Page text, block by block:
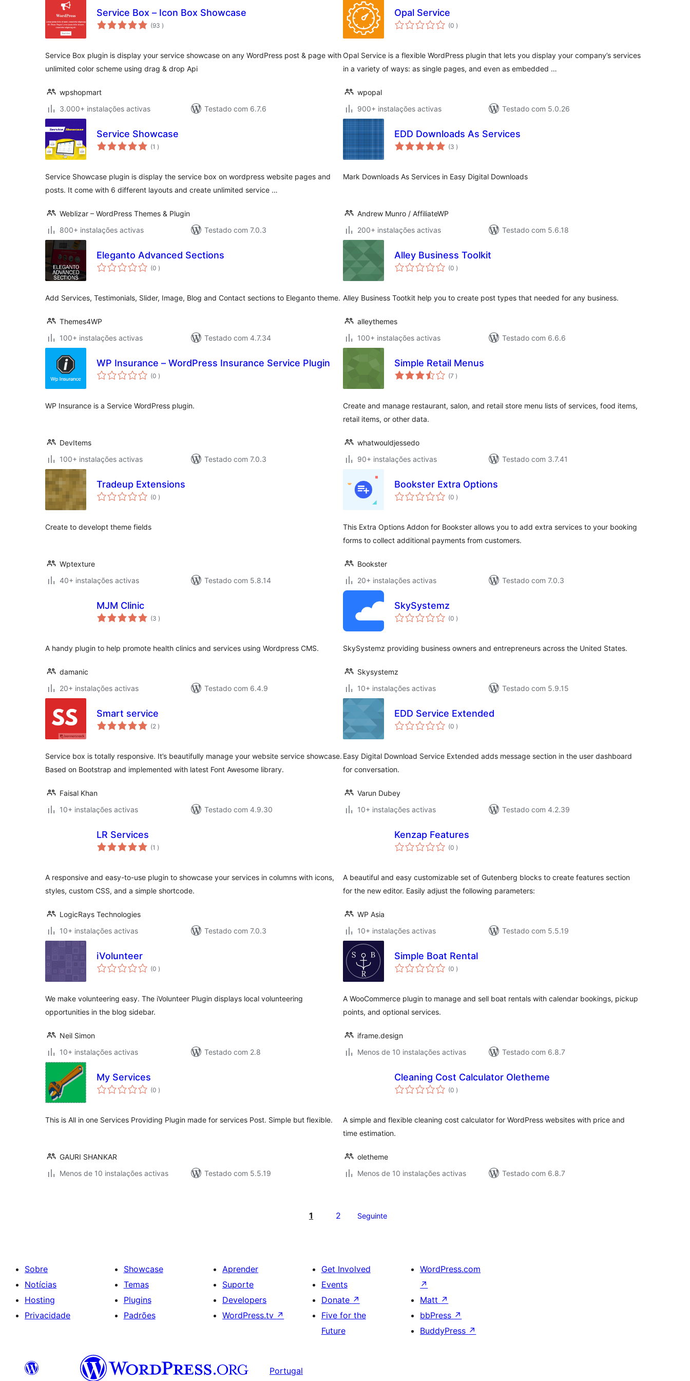
Service Box – Icon Box Showcase
(93 classificações
)
Service Box plugin is display your service showcase on any WordPress post & page with
unlimited color scheme using drag & drop Api
wpshopmart
3.000+ instalações activas
Testado com 6.7.6
Opal Service
(0 classificações
)
Opal Service is a flexible WordPress plugin that lets you display your company’s services
in a variety of ways: as single pages, and even as embedded …
wpopal
900+ instalações activas
Testado com 5.0.26
Service Showcase
(1 classificações
)
Service Showcase plugin is display the service box on wordpress website pages and
posts. It come with 6 different layouts and create unlimited service …
Weblizar – WordPress Themes & Plugin
800+ instalações activas
Testado com 7.0.3
EDD Downloads As Services
(3 classificações
)
Mark Downloads As Services in Easy Digital Downloads
Andrew Munro / AffiliateWP
200+ instalações activas
Testado com 5.6.18
Eleganto Advanced Sections
(0 classificações
)
Add Services, Testimonials, Slider, Image, Blog and Contact sections to Eleganto theme.
Themes4WP
100+ instalações activas
Testado com 4.7.34
Alley Business Toolkit
(0 classificações
)
Alley Business Tootkit help you to create post types that needed for any business.
alleythemes
100+ instalações activas
Testado com 6.6.6
WP Insurance – WordPress Insurance Service Plugin
(0 classificações
)
WP Insurance is a Service WordPress plugin.
DevItems
100+ instalações activas
Testado com 7.0.3
Simple Retail Menus
(7 classificações
)
Create and manage restaurant, salon, and retail store menu lists of services, food items,
retail items, or other data.
whatwouldjessedo
90+ instalações activas
Testado com 3.7.41
Tradeup Extensions
(0 classificações
)
Create to developt theme fields
Wptexture
40+ instalações activas
Testado com 5.8.14
Bookster Extra Options
(0 classificações
)
This Extra Options Addon for Bookster allows you to add extra services to your booking
forms to collect additional payments from customers.
Bookster
20+ instalações activas
Testado com 7.0.3
MJM Clinic
(3 classificações
)
A handy plugin to help promote health clinics and services using Wordpress CMS.
damanic
20+ instalações activas
Testado com 6.4.9
SkySystemz
(0 classificações
)
SkySystemz providing business owners and entrepreneurs across the United States.
Skysystemz
10+ instalações activas
Testado com 5.9.15
Smart service
(2 classificações
)
Service box is totally responsive. It’s beautifully manage your website service showcase.
Based on Bootstrap and implemented with latest Font Awesome library.
Faisal Khan
10+ instalações activas
Testado com 4.9.30
EDD Service Extended
(0 classificações
)
Easy Digital Download Service Extended adds message section in the user dashboard
for conversation.
Varun Dubey
10+ instalações activas
Testado com 4.2.39
LR Services
(1 classificações
)
A responsive and easy-to-use plugin to showcase your services in columns with icons,
styles, custom CSS, and a simple shortcode.
LogicRays Technologies
10+ instalações activas
Testado com 7.0.3
Kenzap Features
(0 classificações
)
A beautiful and easy customizable set of Gutenberg blocks to create features section
for the new editor. Easily adjust the following parameters:
WP Asia
10+ instalações activas
Testado com 5.5.19
iVolunteer
(0 classificações
)
We make volunteering easy. The iVolunteer Plugin displays local volunteering
opportunities in the blog sidebar.
Neil Simon
10+ instalações activas
Testado com 2.8
Simple Boat Rental
(0 classificações
)
A WooCommerce plugin to manage and sell boat rentals with calendar bookings, pickup
points, and optional services.
iframe.design
Menos de 10 instalações activas
Testado com 6.8.7
My Services
(0 classificações
)
This is All in one Services Providing Plugin made for services Post. Simple but flexible.
GAURI SHANKAR
Menos de 10 instalações activas
Testado com 5.5.19
Cleaning Cost Calculator Oletheme
(0 classificações
)
A simple and flexible cleaning cost calculator for WordPress websites with price and
time estimation.
oletheme
Menos de 10 instalações activas
Testado com 6.8.7
1 2 Seguinte
Sobre
Notícias
Hosting
Privacidade
Showcase
Temas
Plugins
Padrões
Aprender
Suporte
Developers
WordPress.tv ↗
Get Involved
Events
Donate ↗
Five for the
Future
WordPress.com
↗
Matt ↗
bbPress ↗
BuddyPress ↗
Portugal